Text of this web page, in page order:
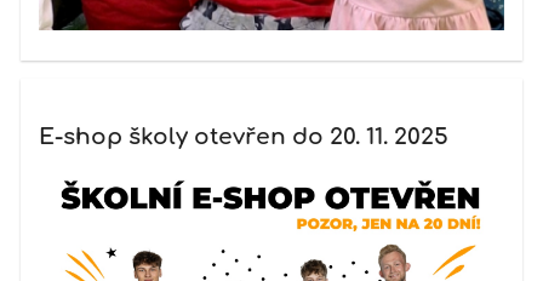
E-shop školy otevřen do 20. 11. 2025